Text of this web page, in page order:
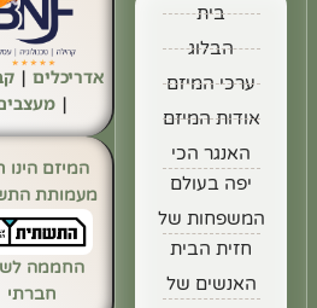
בית
הבלוג
ערכי המיזם
אודות המיזם
האנגר הכי
יפה בעולם
המשפחות של
חזית הבית
האנשים של
אדריכלים |
|
המיזם הינו
מעמותת
החממה
חברתי